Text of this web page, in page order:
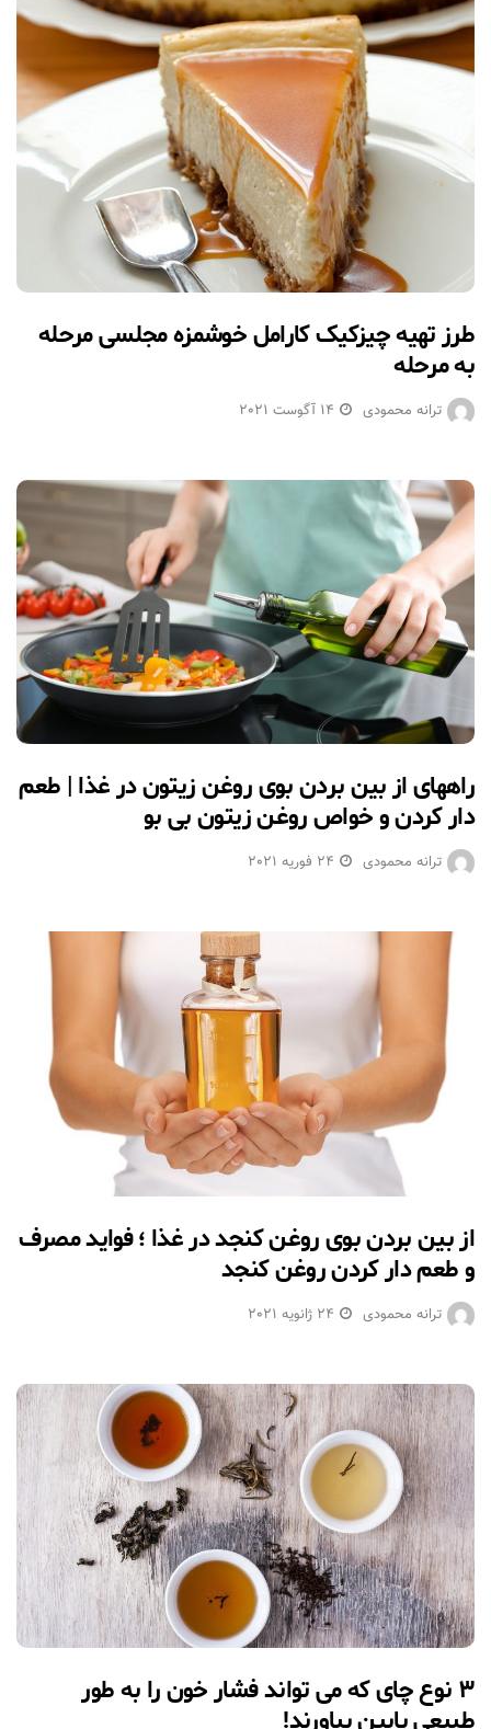
طرز تهیه چیزکیک کارامل خوشمزه مجلسی مرحله
به مرحله
ترانه محمودی 14 آگوست 2021
راههای از بین بردن بوی روغن زیتون در غذا | طعم
دار كردن و خواص روغن زيتون بی بو
ترانه محمودی 24 فوریه 2021
از بین بردن بوی روغن کنجد در غذا ؛ فواید مصرف
و طعم دار کردن روغن کنجد
ترانه محمودی 24 ژانویه 2021
۳ نوع چای که می تواند فشار خون را به طور
طبیعی پایین بیاورند!